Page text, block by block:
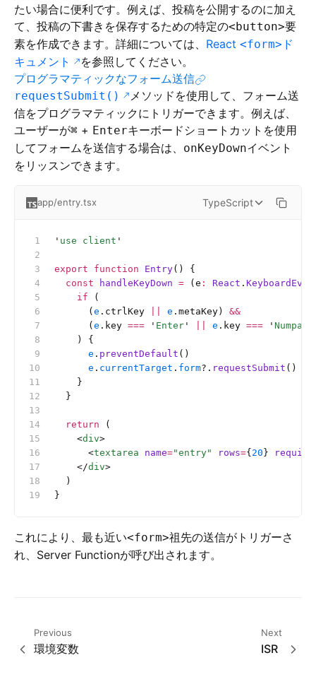
たい場合に便利です。例えば、投稿を公開するのに加え
て、投稿の下書きを保存するための特定の<button>要
素を作成できます。詳細については、 React <form> ド
キュメント
を参照してください。
プログラマティックなフォーム送信
requestSubmit()
メソッドを使用して、フォーム送
信をプログラマティックにトリガーできます。例えば、
ユーザーが⌘ + Enterキーボードショートカットを使用
してフォームを送信する場合は、 onKeyDownイベント
をリッスンできます。
app/entry.tsx TypeScript
' use client '
export function Entry() {
  const
handleKeyDown = (e : React .
    if
(
      (
e .ctrlKey e .metaKey) &&
      (
e .key === ' Enter ' e .key === '
    ) {
      e
. preventDefault ()
      e
. currentTarget . form?. requestSubmit ()
    }
  }
  return
(
    <
div>
      <
textarea name="entry" rows={ 20 }
    </
div>
  )
}
これにより、最も近い<form>祖先の送信がトリガーさ
れ、Server Functionが呼び出されます。
Previous
環境変数
Next
ISR